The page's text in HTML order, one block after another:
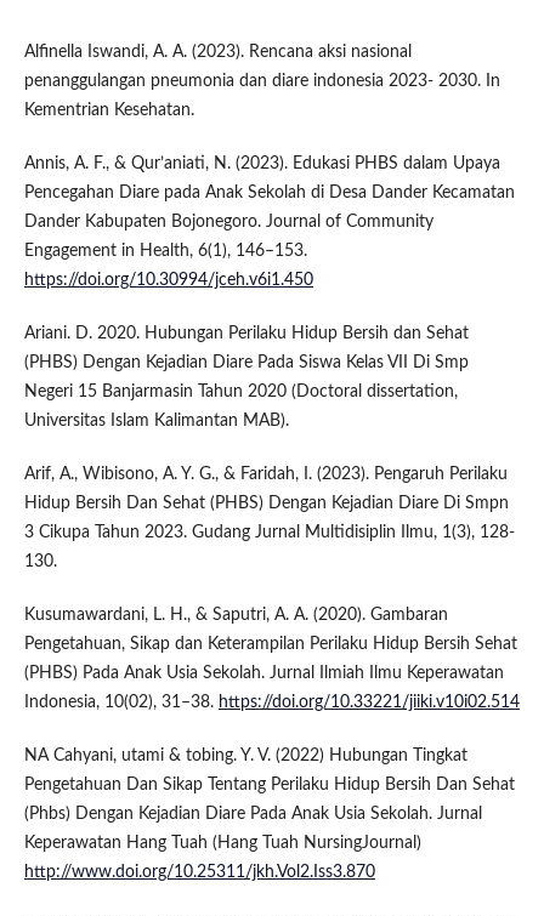
Alfinella Iswandi, A. A. (2023). Rencana aksi nasional
penanggulangan pneumonia dan diare indonesia 2023- 2030. In
Kementrian Kesehatan.
Annis, A. F., & Qur’aniati, N. (2023). Edukasi PHBS dalam Upaya
Pencegahan Diare pada Anak Sekolah di Desa Dander Kecamatan
Dander Kabupaten Bojonegoro. Journal of Community
Engagement in Health, 6(1), 146–153.
https://doi.org/10.30994/jceh.v6i1.450
Ariani. D. 2020. Hubungan Perilaku Hidup Bersih dan Sehat
(PHBS) Dengan Kejadian Diare Pada Siswa Kelas VII Di Smp
Negeri 15 Banjarmasin Tahun 2020 (Doctoral dissertation,
Universitas Islam Kalimantan MAB).
Arif, A., Wibisono, A. Y. G., & Faridah, I. (2023). Pengaruh Perilaku
Hidup Bersih Dan Sehat (PHBS) Dengan Kejadian Diare Di Smpn
3 Cikupa Tahun 2023. Gudang Jurnal Multidisiplin Ilmu, 1(3), 128-
130.
Kusumawardani, L. H., & Saputri, A. A. (2020). Gambaran
Pengetahuan, Sikap dan Keterampilan Perilaku Hidup Bersih Sehat
(PHBS) Pada Anak Usia Sekolah. Jurnal Ilmiah Ilmu Keperawatan
Indonesia, 10(02), 31–38. https://doi.org/10.33221/jiiki.v10i02.514
NA Cahyani, utami & tobing. Y. V. (2022) Hubungan Tingkat
Pengetahuan Dan Sikap Tentang Perilaku Hidup Bersih Dan Sehat
(Phbs) Dengan Kejadian Diare Pada Anak Usia Sekolah. Jurnal
Keperawatan Hang Tuah (Hang Tuah NursingJournal)
http://www.doi.org/10.25311/jkh.Vol2.Iss3.870